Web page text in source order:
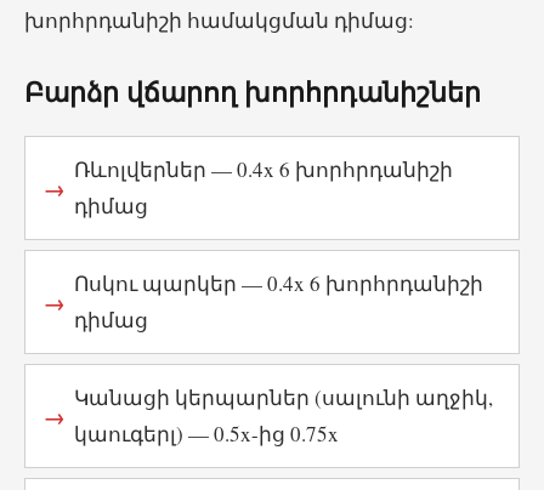
խորհրդանիշի համակցման դիմաց:
Բարձր վճարող խորհրդանիշներ
Ռևոլվերներ — 0.4x 6 խորհրդանիշի
դիմաց
Ոսկու պարկեր — 0.4x 6 խորհրդանիշի
դիմաց
Կանացի կերպարներ (սալունի աղջիկ,
կաուգերլ) — 0.5x-ից 0.75x